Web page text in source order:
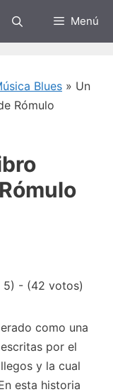
Menú
Blues » Un
Rómulo
5) - (42 votos)
como una
por el
y la cual
esta historia